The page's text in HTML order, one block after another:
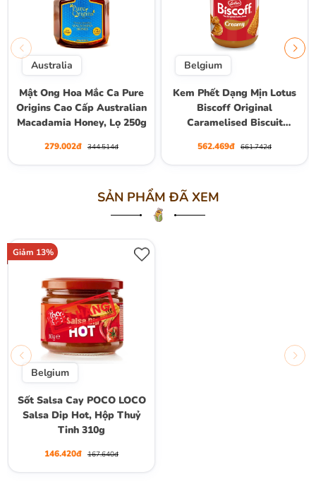
Australia
Mật Ong Hoa Mắc Ca Pure
Origins Cao Cấp Australian
Macadamia Honey, Lọ 250g
279.002đ 344.514đ
Belgium
Kem Phết Dạng Mịn Lotus
Biscoff Original
Caramelised Biscuit
562.469đ 661.742đ
SẢN PHẨM ĐÃ XEM
Giảm 13%
Belgium
Sốt Salsa Cay POCO LOCO
Salsa Dip Hot, Hộp Thuỷ
Tinh 310g
146.420đ 167.640đ